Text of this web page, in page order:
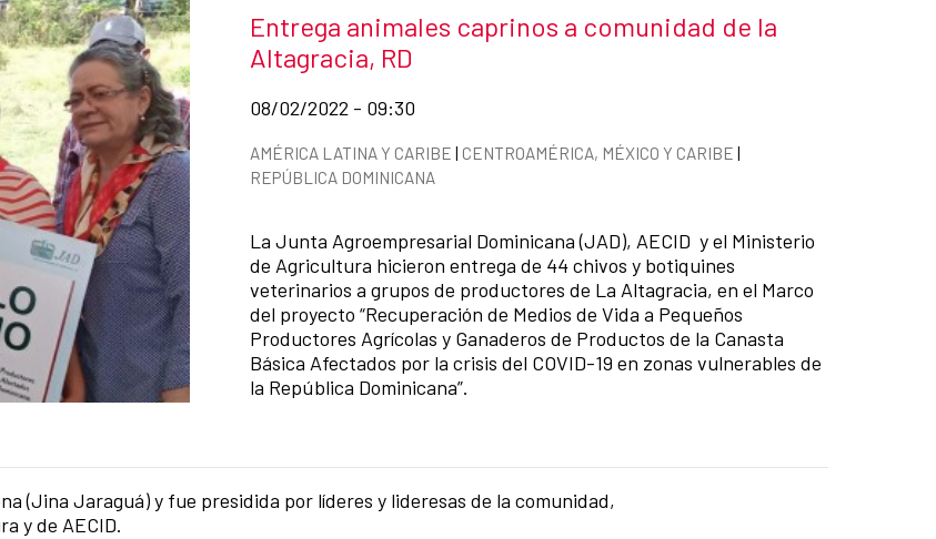
News title
Entrega animales caprinos a comunidad de la
Altagracia, RD
Date of publication of the news item
08/02/2022 - 09:30
News categories
AMÉRICA LATINA Y CARIBE | CENTROAMÉRICA, MÉXICO Y CARIBE |
REPÚBLICA DOMINICANA
La Junta Agroempresarial Dominicana (JAD), AECID y el Ministerio
de Agricultura hicieron entrega de 44 chivos y botiquines
veterinarios a grupos de productores de La Altagracia, en el Marco
del proyecto “Recuperación de Medios de Vida a Pequeños
Productores Agrícolas y Ganaderos de Productos de la Canasta
Básica Afectados por la crisis del COVID-19 en zonas vulnerables de
la República Dominicana”.
(Jina Jaraguá) y fue presidida por líderes y lideresas de la comunidad,
y de AECID.